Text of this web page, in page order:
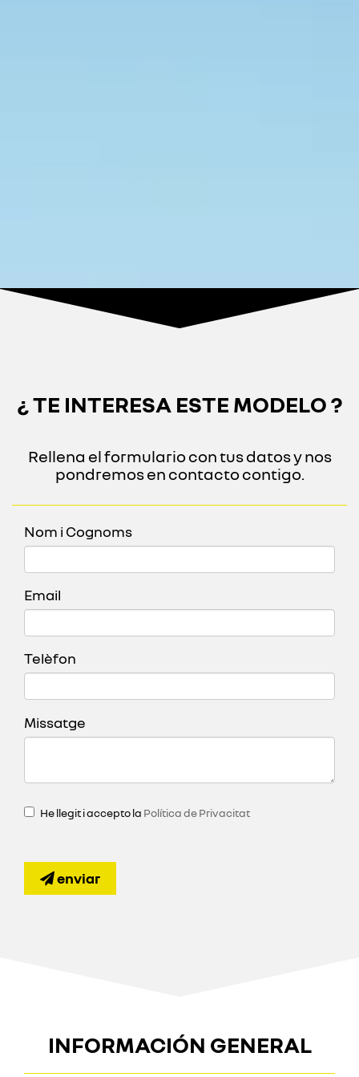
¿ TE INTERESA ESTE MODELO ?
Rellena el formulario con tus datos y nos
pondremos en contacto contigo.
Nom i Cognoms
Email
Telèfon
Missatge
He llegit i accepto la Política de Privacitat
enviar
INFORMACIÓN GENERAL